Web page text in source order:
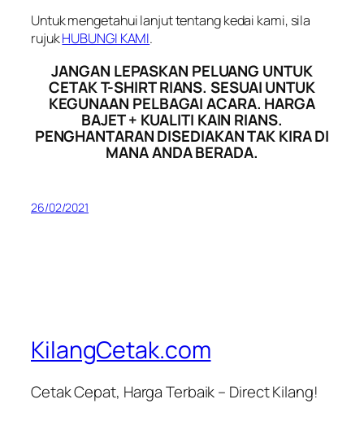
Untuk mengetahui lanjut tentang kedai kami, sila
rujukHUBUNGI KAMI.
JANGAN LEPASKAN PELUANG UNTUK
CETAK T-SHIRT RIANS. SESUAI UNTUK
KEGUNAAN PELBAGAI ACARA. HARGA
BAJET + KUALITI KAIN RIANS.
PENGHANTARAN DISEDIAKAN TAK KIRA DI
MANA ANDA BERADA.
26/02/2021
KilangCetak.com
Cetak Cepat, Harga Terbaik – Direct Kilang!